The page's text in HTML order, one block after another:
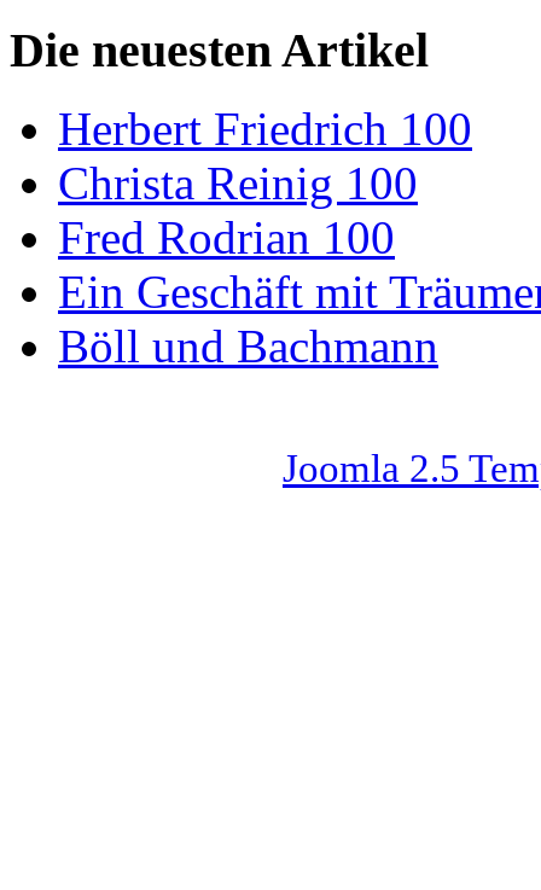
Die neuesten Artikel
Herbert Friedrich 100
Christa Reinig 100
Fred Rodrian 100
Ein Geschäft mit
Böll und Bachmann
Joomla 2.5